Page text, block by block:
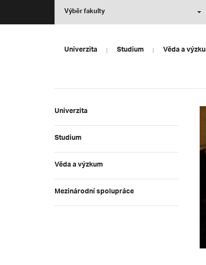
Výběr fakulty
Univerzita Studium Věda a
Univerzita
Studium
Věda a výzkum
Mezinárodní spolupráce